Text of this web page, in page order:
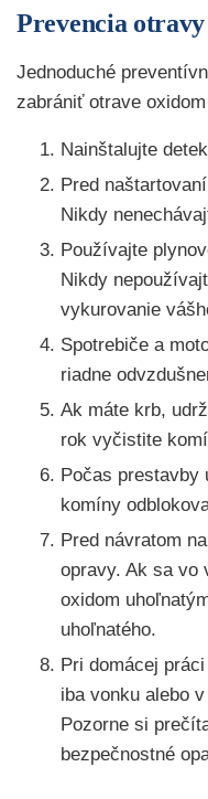
Prevencia
Jednoduché
zabrániť otrave
Nainštalujte
Pred
Nikdy
Používajte
Nikdy
vykurovanie
Spotrebiče a
riadne
Ak máte krb,
rok vyčistite
Počas
komíny
Pred návratom
opravy. Ak sa vo
oxidom
uhoľnatého.
Pri domácej
iba vonku alebo
Pozorne si
bezpečnostné